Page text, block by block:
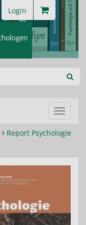
Login
ein-/
Report Psychologie